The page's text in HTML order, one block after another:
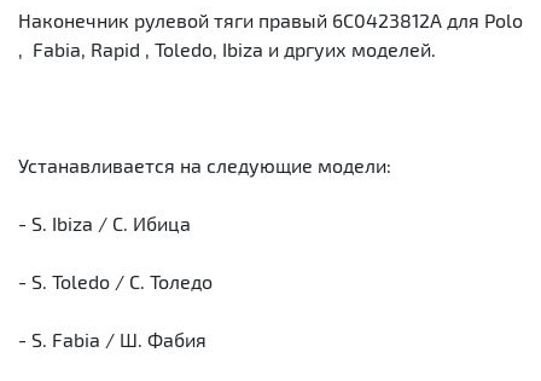
Наконечник рулевой тяги правый 6C0423812A для Polo
, Fabia, Rapid , Toledo, Ibiza и дргуих моделей.
Устанавливается на следующие модели:
- S. Ibiza / С. Ибица
- S. Toledo / С. Толедо
- S. Fabia / Ш. Фабия